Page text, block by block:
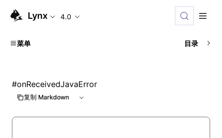
Lynx 4.0
菜单 目录
#onReceivedJavaError
复制 Markdown